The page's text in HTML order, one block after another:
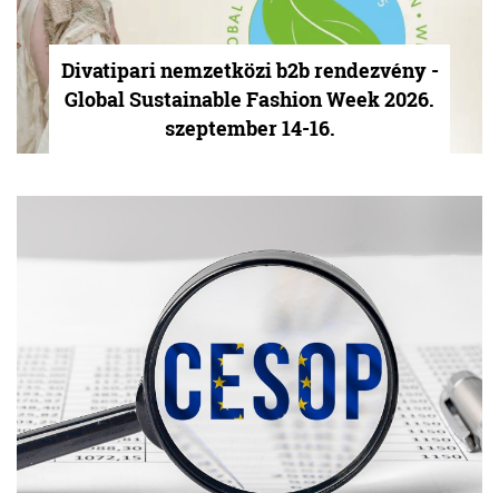
Divatipari nemzetközi b2b rendezvény -
Global Sustainable Fashion Week 2026.
szeptember 14-16.